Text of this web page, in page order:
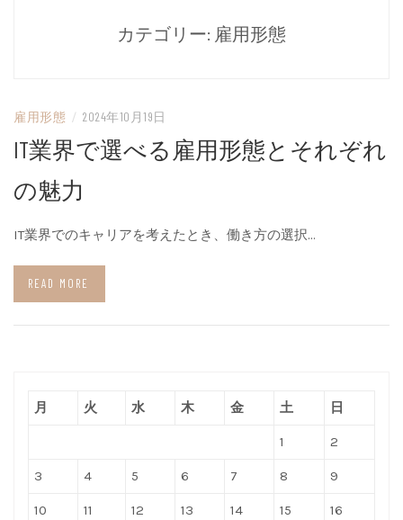
カテゴリー: 雇用形態
雇用形態 / 2024年10月19日
IT業界で選べる雇用形態とそれぞれ
の魅力
IT業界でのキャリアを考えたとき、働き方の選択…
READ MORE
月 火 水 木 金 土 日
1 2
3 4 5 6 7 8 9
10 11 12 13 14 15 16